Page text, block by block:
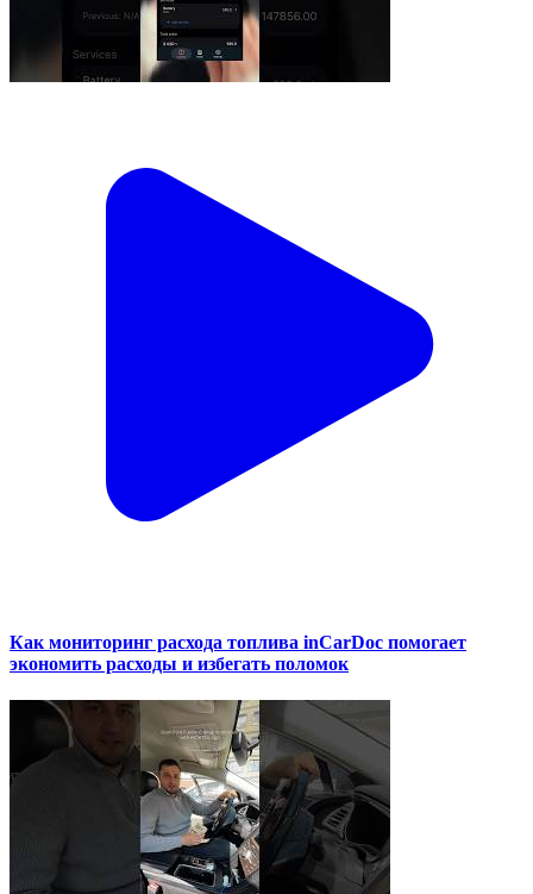
Как мониторинг расхода топлива inCarDoc помогает
экономить расходы и избегать поломок